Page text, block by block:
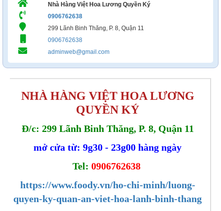
Nhà Hàng Việt Hoa Lương Quyền Ký
0906762638
299 Lãnh Binh Thăng, P. 8, Quận 11
0906762638
adminweb@gmail.com
NHÀ HÀNG VIỆT HOA LƯƠNG
QUYỀN KÝ
Đ/c: 299 Lãnh Binh Thăng, P. 8, Quận 11
mở cửa từ: 9g30 - 23g00 hàng ngày
Tel: 0906762638
https://www.foody.vn/ho-chi-minh/luong-
quyen-ky-quan-an-viet-hoa-lanh-binh-thang